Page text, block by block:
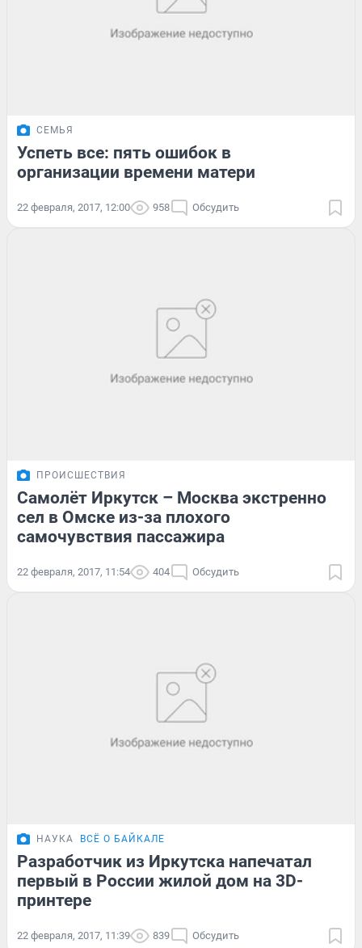
СЕМЬЯ
Успеть все: пять ошибок в
организации времени матери
22 февраля, 2017, 12:00 958 Обсудить
ПРОИСШЕСТВИЯ
Самолёт Иркутск – Москва экстренно
сел в Омске из-за плохого
самочувствия пассажира
22 февраля, 2017, 11:54 404 Обсудить
НАУКА ВСЁ О БАЙКАЛЕ
Разработчик из Иркутска напечатал
первый в России жилой дом на 3D-
принтере
22 февраля, 2017, 11:39 839 Обсудить